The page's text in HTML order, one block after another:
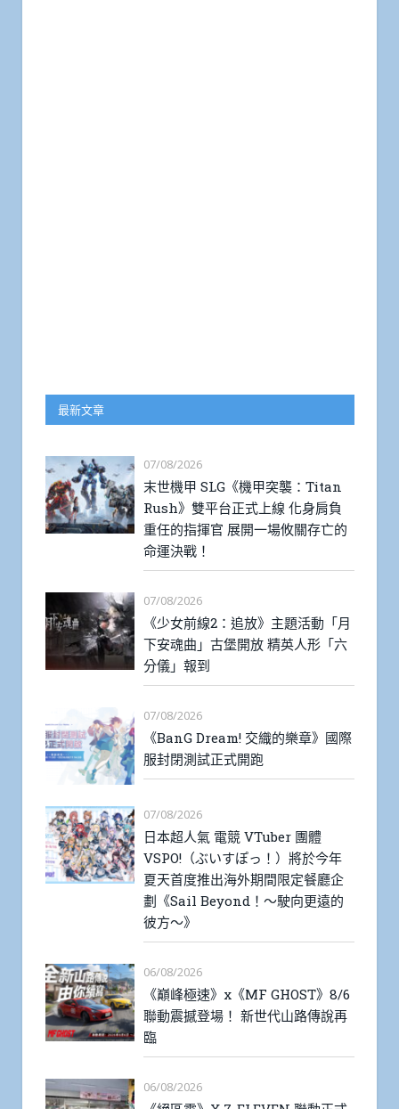
最新文章
07/08/2026
末世機甲 SLG《機甲突襲：Titan
Rush》雙平台正式上線 化身肩負
重任的指揮官 展開一場攸關存亡的
命運決戰！
07/08/2026
《少女前線2：追放》主題活動「月
下安魂曲」古堡開放 精英人形「六
分儀」報到
07/08/2026
《BanG Dream! 交織的樂章》國際
服封閉測試正式開跑
07/08/2026
日本超人氣 電競 VTuber 團體
VSPO!（ぶいすぽっ！）將於今年
夏天首度推出海外期間限定餐廳企
劃《Sail Beyond！～駛向更遠的
彼方～》
06/08/2026
《巔峰極速》x《MF GHOST》8/6
聯動震撼登場！ 新世代山路傳說再
臨
06/08/2026